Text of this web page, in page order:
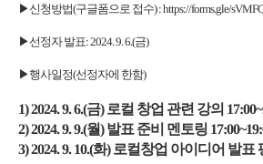
▶신청방법(구글폼으로 접수) : https://forms.gle/
▶선정자 발표: 2024. 9. 6.(금)
▶행사일정(선정자에 한함)
1) 2024. 9. 6.(금) 로컬 창업 관련 강의
2) 2024. 9. 9.(월) 발표 준비 멘토링
3) 2024. 9. 10.(화) 로컬창업 아이디어 발표